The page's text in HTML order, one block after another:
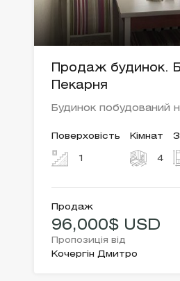
Продаж будинок.
Пекарня
Будинок побудований
Поверховість
1
Кімнат
4
Продаж
96,000$ USD
Пропозиція від
Кочергін Дмитро